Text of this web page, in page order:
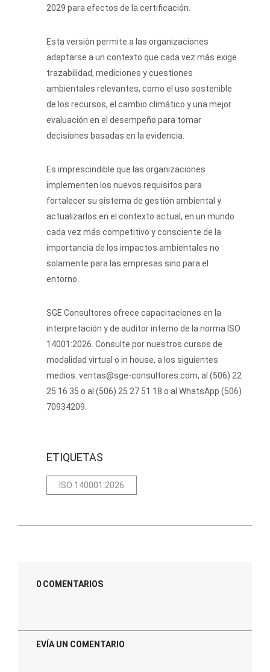
2029 para efectos de la certificación.
Esta versión permite a las organizaciones
adaptarse a un contexto que cada vez más exige
trazabilidad, mediciones y cuestiones
ambientales relevantes, como el uso sostenible
de los recursos, el cambio climático y una mejor
evaluación en el desempeño para tomar
decisiones basadas en la evidencia.
Es imprescindible que las organizaciones
implementen los nuevos requisitos para
fortalecer su sistema de gestión ambiental y
actualizarlos en el contexto actual, en un mundo
cada vez más competitivo y consciente de la
importancia de los impactos ambientales no
solamente para las empresas sino para el
entorno.
SGE Consultores ofrece capacitaciones en la
interpretación y de auditor interno de la norma ISO
14001:2026. Consulte por nuestros cursos de
modalidad virtual o in house, a los siguientes
medios: ventas@sge-consultores.com, al (506) 22
25 16 35 o al (506) 25 27 51 18 o al WhatsApp (506)
70934209.
ETIQUETAS
ISO 140001:2026
0 COMENTARIOS
EVÍA UN COMENTARIO